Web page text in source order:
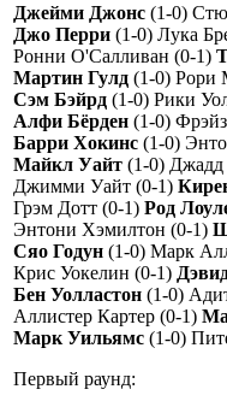
Джейми Джонс (1-0)
Джо Перри (1-0) Лука
Ронни О'Салливан (0-1)
Мартин Гулд (1-0) Рори
Сэм Бэйрд (1-0) Рики
Алфи Бёрден (1-0)
Барри Хокинс (1-0)
Майкл Уайт (1-0)
Джимми Уайт (0-1)
Грэм Дотт (0-1) Род
Энтони Хэмилтон (0-1)
Сяо Годун (1-0) Марк
Крис Уокелин (0-1)
Бен Уолластон (1-0)
Аллистер Картер (0-1)
Марк Уильямс (1-0)
Первый раунд: